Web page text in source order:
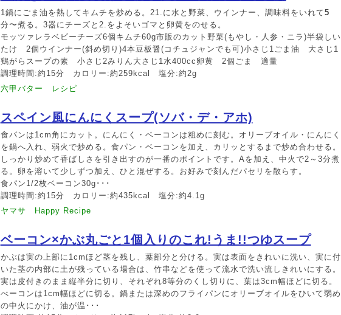
1鍋にごま油を熱してキムチを炒める。21.に水と野菜、ウインナー、調味料をいれて5
分〜煮る。3器にチーズと2.をよそいゴマと卵黄をのせる。
モッツァレラベビーチーズ6個キムチ60g市販のカット野菜(もやし・人参・ニラ)半袋しい
たけ 2個ウインナー(斜め切り)4本豆板醤(コチュジャンでも可)小さじ1ごま油 大さじ1
鶏がらスープの素 小さじ2みりん大さじ1水400cc卵黄 2個ごま 適量
調理時間:約15分 カロリー:約259kcal 塩分:約2g
六甲バター レシピ
スペイン風にんにくスープ(ソバ・デ・アホ)
食パンは1cm角にカット。にんにく・ベーコンは粗めに刻む。オリーブオイル・にんにく
を鍋へ入れ、弱火で炒める。食パン・ベーコンを加え、カリッとするまで炒め合わせる。
しっかり炒めて香ばしさを引き出すのが一番のポイントです。Aを加え、中火で2～3分煮
る。卵を溶いて少しずつ加え、ひと混ぜする。お好みで刻んだパセリを散らす。
食パン1/2枚ベーコン30g･･･
調理時間:約15分 カロリー:約435kcal 塩分:約4.1g
ヤマサ Happy Recipe
ベーコン×かぶ丸ごと1個入りのこれ!うま!!つゆスープ
かぶは実の上部に1cmほど茎を残し、葉部分と分ける。実は表面をきれいに洗い、実に付
いた茎の内部に土が残っている場合は、竹串などを使って流水で洗い流しきれいにする。
実は皮付きのまま縦半分に切り、それぞれ8等分のくし切りに、葉は3cm幅ほどに切る。
べーコンは1cm幅ほどに切る。鍋または深めのフライパンにオリーブオイルをひいて弱め
の中火にかけ、油が温･･･